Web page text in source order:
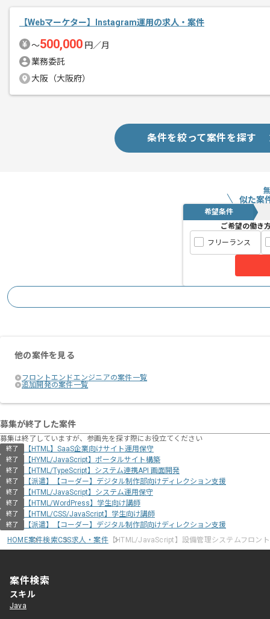
新しいアイディアや技術を積極的に導入
経験豊富なエンジニアと成長が出来る
【Webマーケター】Instagram運用の求人・案件
〜500,000 円／月
業務委託
大阪（大阪府）
条件を絞って案件を探す
似た案
希望条件
ご希望の働き
フリーランス
他の案件を見る
フロントエンドエンジニアの案件一覧
追加開発の案件一覧
募集が終了した案件
募集は終了していますが、参画先を探す際にお役立てください
終了 【HTML】SaaS企業向けサイト運用保守
終了 【HYML/JavaScript】ポータルサイト構築
終了 【HTML/TypeScript】システム連携API 画面開発
終了 【派遣】【コーダー】デジタル制作部向けディレクション支援
終了 【HTML/JavaScript】システム運用保守
終了 【HTML/WordPress】学生向け講師
終了 【HTML/CSS/JavaScript】学生向け講師
終了
【派遣】【コーダー】デジタル制作部向けディレクション支援
HOME案件検索CSS求人・案件【HTML/JavaScript】設備管理システムフロン
案件検索
スキル
Java